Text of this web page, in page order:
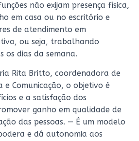
não exijam presença física,
em casa ou no escritório e
de atendimento em
ou seja, trabalhando
os dias da semana.
Rita Britto, coordenadora de
e Comunicação, o objetivo é
e a satisfação dos
ganho em qualidade de
das pessoas. — É um modelo
e dá autonomia aos